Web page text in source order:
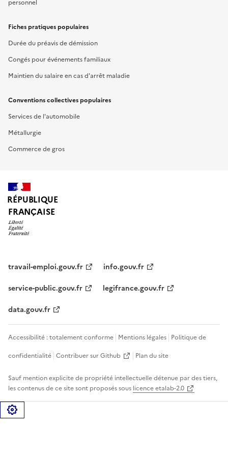
personnel
Fiches pratiques populaires
Durée du préavis de démission
Congés pour événements familiaux
Maintien du salaire en cas d'arrêt maladie
Conventions collectives populaires
Services de l'automobile
Métallurgie
Commerce de gros
RÉPUBLIQUE
FRANÇAISE
travail-emploi.gouv.fr
info.gouv.fr
service-public.gouv.fr
legifrance.gouv.fr
data.gouv.fr
Accessibilité : totalement conforme Mentions légales Politique de
confidentialité Contribuer sur Github Plan du site
Sauf mention explicite de propriété intellectuelle détenue par des tiers,
les contenus de ce site sont proposés sous licence etalab-2.0
Gérer les cookies